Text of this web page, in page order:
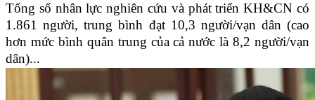
Tổng số nhân lực nghiên cứu và phát triển KH&CN có
1.861 người, trung bình đạt 10,3 người/vạn dân (cao
hơn mức bình quân trung của cả nước là 8,2 người/vạn
dân)...